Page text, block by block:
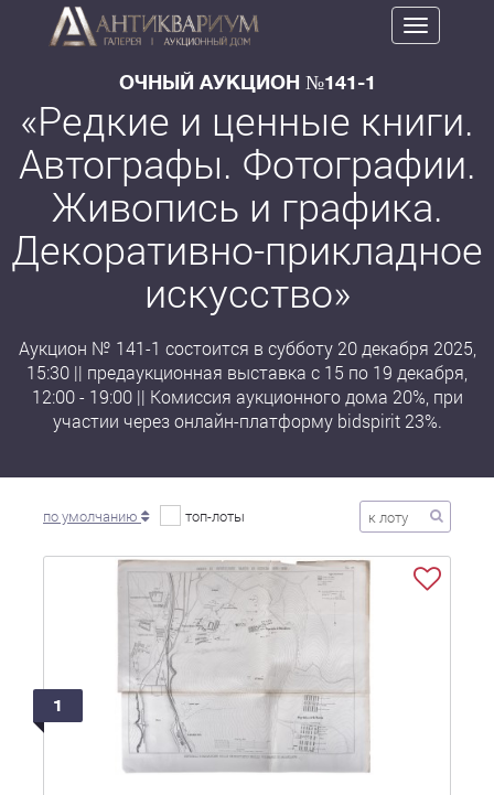
Toggle
navigation
ОЧНЫЙ АУКЦИОН №141-1
«Редкие и ценные книги.
Автографы. Фотографии.
Живопись и графика.
Декоративно-прикладное
искусство»
Аукцион № 141-1 состоится в субботу 20 декабря 2025,
15:30 || предаукционная выставка с 15 по 19 декабря,
12:00 - 19:00 || Комиссия аукционного дома 20%, при
участии через онлайн-платформу bidspirit 23%.
по умолчанию топ-лоты
1